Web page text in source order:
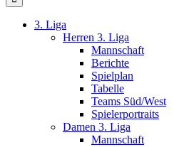
3. Liga
Herren 3. Liga
Mannschaft
Berichte
Spielplan
Tabelle
Teams Süd/West
Spielerportraits
Damen 3. Liga
Mannschaft